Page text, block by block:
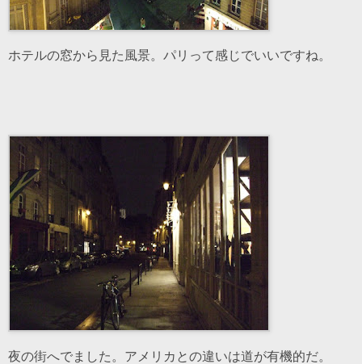
ホテルの窓から見た風景。パリって感じでいいですね。
夜の街へでました。アメリカとの違いは道が有機的だ。